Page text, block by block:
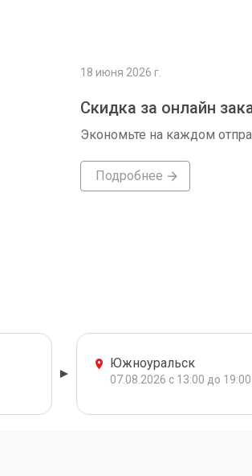
18 июня 2026 г.
Скидка за онлайн
Экономьте на каждом
Подробнее
Южноуральск
07.08.2026 с 13:00 до 19:00